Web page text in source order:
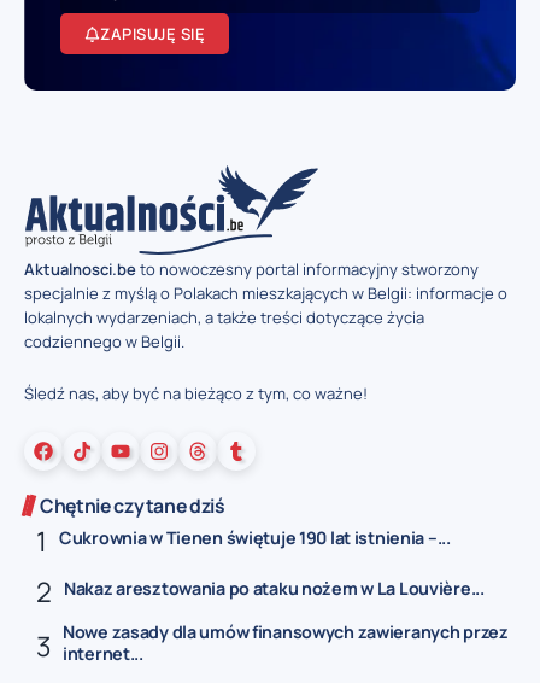
ZAPISUJĘ SIĘ
Aktualnosci.beto nowoczesny portal informacyjny stworzony
specjalnie z myślą o Polakach mieszkających w Belgii: informacje o
lokalnych wydarzeniach, a także treści dotyczące życia
codziennego w Belgii.
Śledź nas, aby być na bieżąco z tym, co ważne!
Chętnie czytane dziś
Cukrownia w Tienen świętuje 190 lat istnienia –...
Nakaz aresztowania po ataku nożem w La Louvière...
Nowe zasady dla umów finansowych zawieranych przez
internet...